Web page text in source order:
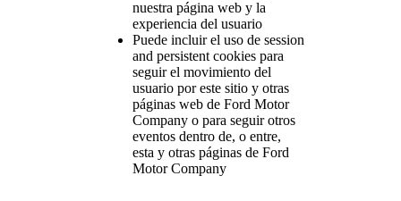
nuestra página web y la
experiencia del usuario
Puede incluir el uso de session
and persistent cookies para
seguir el movimiento del
usuario por este sitio y otras
páginas web de Ford Motor
Company o para seguir otros
eventos dentro de, o entre,
esta y otras páginas de Ford
Motor Company